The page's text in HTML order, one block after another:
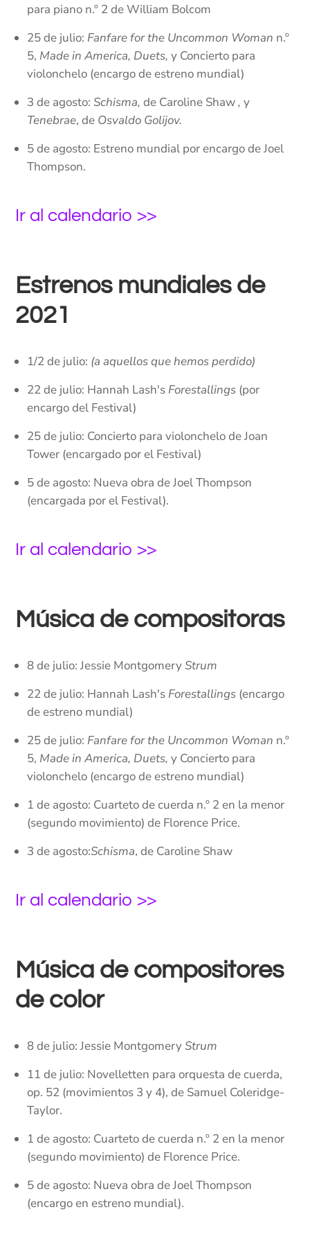
para piano n.º 2 de William Bolcom
25 de julio: Fanfare for the Uncommon Woman n.º
5, Made in America, Duets,y Concierto para
violonchelo (encargo de estreno mundial)
3 de agosto:Schisma,de Caroline Shaw,y
Tenebrae, de Osvaldo Golijov.
5 de agosto: Estreno mundial por encargo de Joel
Thompson.
Ir al calendario >>
Estrenos mundiales de
2021
1/2 de julio: (a aquellos que hemos perdido)
22 de julio: Hannah Lash's Forestallings (por
encargo del Festival)
25 de julio: Concierto para violonchelo de Joan
Tower (encargado por el Festival)
5 de agosto: Nueva obra de Joel Thompson
(encargada por el Festival).
Ir al calendario >>
Música de compositoras
8 de julio: Jessie MontgomeryStrum
22 de julio: Hannah Lash's Forestallings (encargo
de estreno mundial)
25 de julio: Fanfare for the Uncommon Woman n.º
5, Made in America, Duets,y Concierto para
violonchelo (encargo de estreno mundial)
1 de agosto: Cuarteto de cuerda n.º 2 en la menor
(segundo movimiento) de Florence Price.
3 de agosto:Schisma, de Caroline Shaw
Ir al calendario >>
Música de compositores
de color
8 de julio: Jessie MontgomeryStrum
11 de julio: Novelletten para orquesta de cuerda,
op. 52 (movimientos 3 y 4), de Samuel Coleridge-
Taylor.
1 de agosto: Cuarteto de cuerda n.º 2 en la menor
(segundo movimiento) de Florence Price.
5 de agosto: Nueva obra de Joel Thompson
(encargo en estreno mundial).